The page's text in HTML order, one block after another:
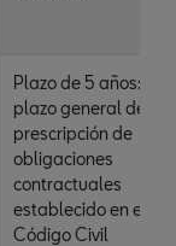
Plazo de 5 años:
plazo general de
prescripción de
obligaciones
contractuales
establecido en el
Código Civil